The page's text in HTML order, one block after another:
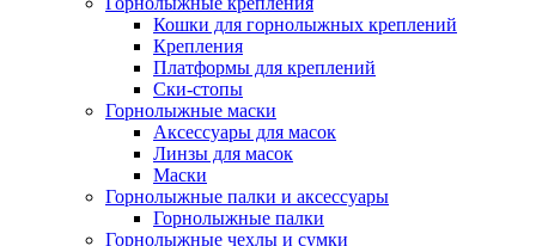
Кошки для горнолыжных креплений
Крепления
Платформы для креплений
Ски-стопы
Горнолыжные маски
Аксессуары для масок
Линзы для масок
Маски
Горнолыжные палки и аксессуары
Горнолыжные палки
Горнолыжные чехлы и сумки